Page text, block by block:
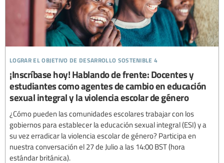
lograr el objetivo de desarrollo sostenible 4
¡Inscríbase hoy! Hablando de frente: Docentes y
estudiantes como agentes de cambio en educación
sexual integral y la violencia escolar de género
¿Cómo pueden las comunidades escolares trabajar con los
gobiernos para establecer la educación sexual integral (ESI) y a
su vez erradicar la violencia escolar de género? Participa en
nuestra conversación el 27 de Julio a las 14:00 BST (hora
estándar británica).